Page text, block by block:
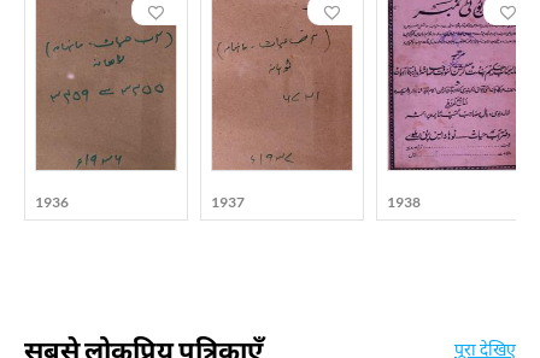
1936 1937 1938
सबसे लोकप्रिय पत्रिकाएँ पूरा देखिए